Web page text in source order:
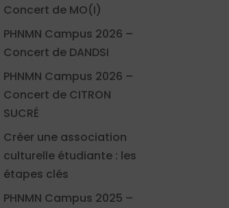
Concert de MO(I)
PHNMN Campus 2026 –
Concert de DANDSI
PHNMN Campus 2026 –
Concert de CITRON
SUCRÉ
Créer une association
culturelle étudiante : les
étapes clés
PHNMN Campus 2025 –